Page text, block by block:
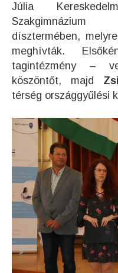
Júlia
dísztermében,
meghívták.
tagintézmény –
köszöntőt, majd
térség országgyűlési